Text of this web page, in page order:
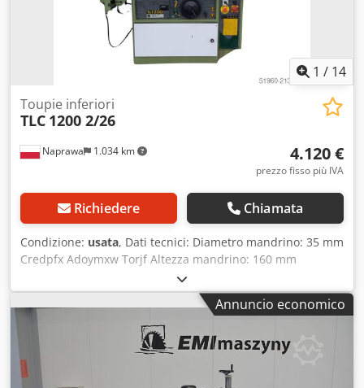
1 / 14
Naprawa 1.034 km
Toupie inferiori
TLC 1200 2/26
4.120 €
prezzo fisso più IVA
Richiedere Chiamata
Condizione: usata, Dati tecnici: Diametro mandrino: 35 mm
Credpfx Adoymxw Torjf Altezza mandrino: 160 mm
Velocità: 3200/4200/6000/8000 giri/min Regolazione
manuale altezza mandrino Bloccaggio del mandrino Tavolo
per tenonatura Bracci di battuta regolabili Potenza motore:
3 kW Alimentazione: 380 V Dotata di avanzamento a 3 rulli
Velocità di avanzamento: 3,5 / 7,5 / 10 / 21 m/min Ulteriori
carter mandrino – 2 pezzi Dimensioni totali: Lunghezza:
2200 mm Larghezza: 1400 mm Altezza: 1700 mm
Annuncio economico